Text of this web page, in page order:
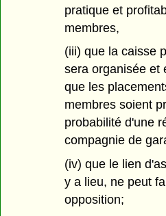
pratique et
membres,
(iii) que la caisse
sera organisée et
que les
membres soient
probabilité d'une
compagnie de
(iv) que le lien
y a lieu, ne peut
opposition;